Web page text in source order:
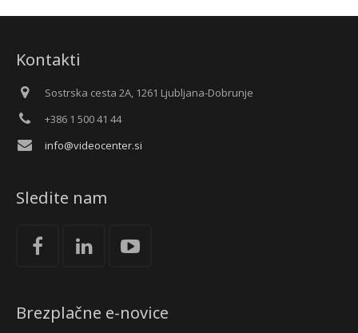
Kontakti
Sostrska cesta 2A, 1261 Ljubljana-Dobrunje
+386 1 500 41 44
info@videocenter.si
Sledite nam
Brezplačne e-novice